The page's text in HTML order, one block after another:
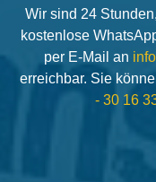
Wir sind 24
kostenlose
per E-Mail an
erreichbar. Sie
- 30 16